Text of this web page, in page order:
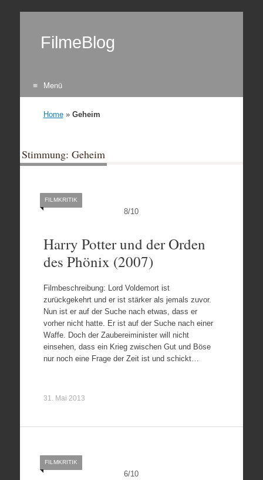
FilmeBlog
Menü
Home» Geheim
Stimmung: Geheim
8/10
FILMKRITIK
Harry Potter und der Orden
des Phönix (2007)
Filmbeschreibung: Lord Voldemort ist
zurückgekehrt und er ist stärker als jemals zuvor.
Nun ist er auf der Suche nach etwas, dass er
vorher nicht hatte. Er ist auf der Suche nach einer
Waffe. Doch der Zaubereiminister will nicht
einsehen, dass ein Krieg zwischen Gut und Böse
nur noch eine Frage der Zeit ist und schickt…
31. Mai 2013
6/10
FILMKRITIK